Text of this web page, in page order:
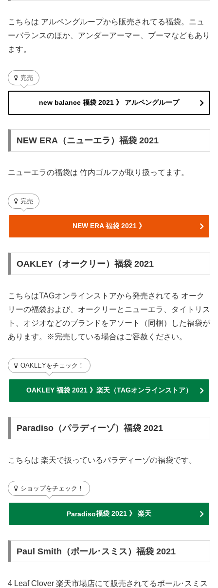
こちらは アルペングループから販売されてる福袋。ニュ
ーバランスのほか、アンダーアーマー、プーマなどもあり
ます。
完売
new balance 福袋 2021 》 アルペングループ
NEW ERA（ニューエラ）福袋 2021
ニューエラの福袋は 竹内ゴルフが取り扱ってます。
完売
NEW ERA 福袋 2021 》
OAKLEY（オークリー）福袋 2021
こちらはTAGオンラインストアから発売されてる オーク
リーの福袋および、オークリーとニューエラ、タイトリス
ト、オジオなどのブランドをアソート（同梱）した福袋が
あります。※完売している場合はご容赦ください。
OAKLEYをチェック！
OAKLEY 福袋 2021 》 楽天（TAGオンラインストア）
Paradiso（パラディーゾ）福袋 2021
こちらは 楽天で扱っているパラディーゾの福袋です。
ショップをチェック！
Paradiso福袋 2021 》 楽天
Paul Smith（ポール･スミス）福袋 2021
4 Leaf Clover 楽天市場店にて販売されてるポール･スミス